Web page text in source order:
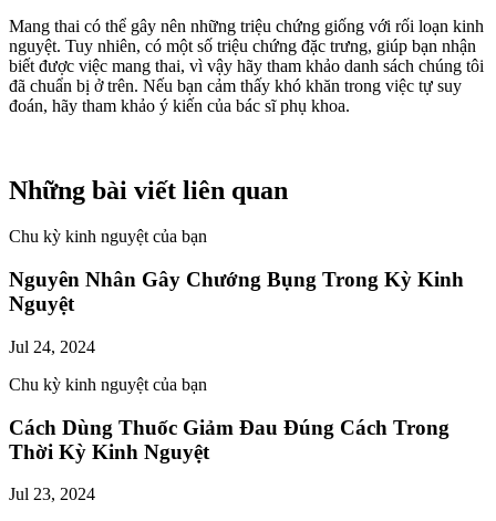
Mang thai có thể gây nên những triệu chứng giống với rối loạn kinh
nguyệt. Tuy nhiên, có một số triệu chứng đặc trưng, giúp bạn nhận
biết được việc mang thai, vì vậy hãy tham khảo danh sách chúng tôi
đã chuẩn bị ở trên. Nếu bạn cảm thấy khó khăn trong việc tự suy
đoán, hãy tham khảo ý kiến của ​​​​bác sĩ phụ khoa.
Những bài viết liên quan
Chu kỳ kinh nguyệt của bạn
Nguyên Nhân Gây Chướng Bụng Trong Kỳ Kinh
Nguyệt
Jul 24, 2024
Chu kỳ kinh nguyệt của bạn
Cách Dùng Thuốc Giảm Đau Đúng Cách Trong
Thời Kỳ Kinh Nguyệt
Jul 23, 2024